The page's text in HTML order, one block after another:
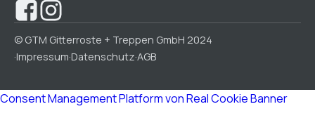
© GTM Gitterroste + Treppen GmbH 2024
·Impressum·Datenschutz·AGB
Consent Management Platform von Real Cookie Banner